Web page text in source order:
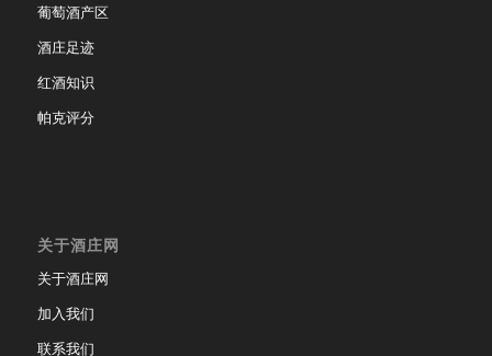
葡萄酒产区
酒庄足迹
红酒知识
帕克评分
关于酒庄网
关于酒庄网
加入我们
联系我们